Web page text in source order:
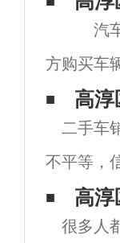
汽车
方购买车
蕞痛苦的
购方说
高淳
二手车
不平等，
体。严重
值过程
高淳
很多人